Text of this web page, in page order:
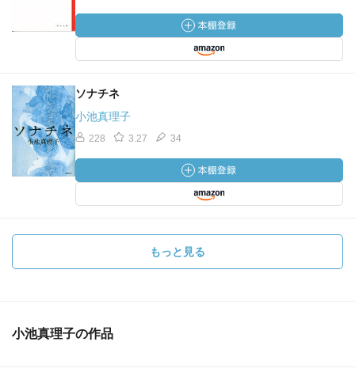
ソナチネ
小池真理子
228 3.27 34
もっと見る
小池真理子の作品